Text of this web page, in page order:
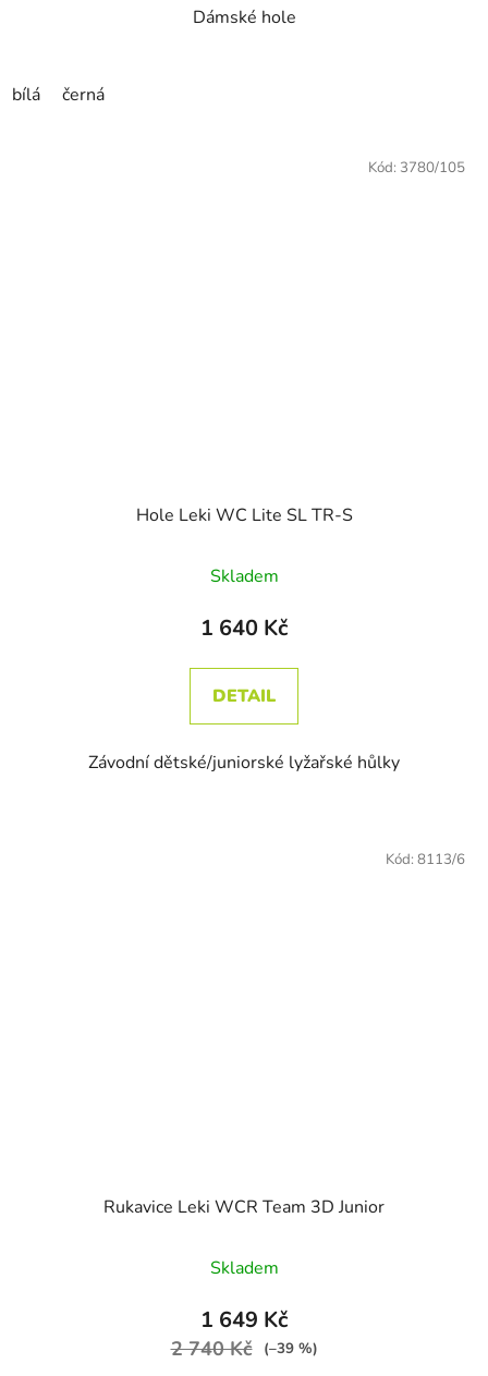
Dámské hole
bílá černá
Hole Leki WC Lite SL TR-S
Skladem
1 640 Kč
DETAIL
Závodní dětské/juniorské lyžařské hůlky
Kód: 3780/105
Rukavice Leki WCR Team 3D Junior
Skladem
1 649 Kč
2 740 Kč (–39 %)
Kód: 8113/6